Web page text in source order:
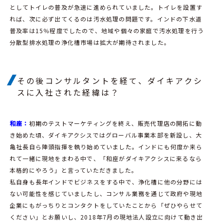
としてトイレの普及が急速に進められていました。トイレを設置す
れば、次に必ず出てくるのは汚水処理の問題です。インドの下水道
普及率は15％程度でしたので、地域や個々の家庭で汚水処理を行う
分散型排水処理の浄化槽市場は拡大が期待されました。
その後コンサルタントを経て、ダイキアクシ
スに入社された経緯は？
和座： 初期のテストマーケティングを終え、販売代理店の開拓に動
き始めた頃、ダイキアクシスではグローバル事業本部を新設し、大
亀社長自ら陣頭指揮を執り始めていました。インドにも何度か来ら
れて一緒に現地をまわる中で、「和座がダイキアクシスに来るなら
本格的にやろう」と言っていただきました。
私自身も長年インドでビジネスをする中で、浄化槽に他の分野には
ない可能性を感じていましたし、コンサル業務を通じて政府や現地
企業にもがっちりとコンタクトをしていたことから「ぜひやらせて
ください」とお願いし、2018年7月の現地法人設立に向けて動き出